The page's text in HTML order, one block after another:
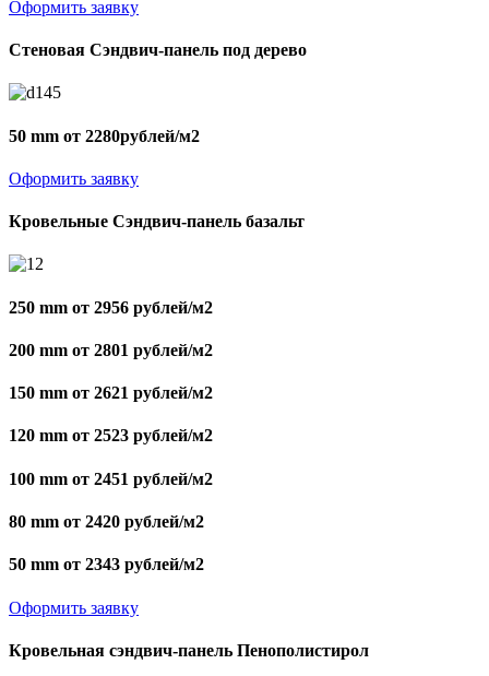
Оформить заявку
Стеновая Сэндвич-панель под дерево
50 mm от 2280рублей/м2
Оформить заявку
Кровельные Сэндвич-панель базальт
250 mm от 2956 рублей/м2
200 mm от 2801 рублей/м2
150 mm от 2621 рублей/м2
120 mm от 2523 рублей/м2
100 mm от 2451 рублей/м2
80 mm от 2420 рублей/м2
50 mm от 2343 рублей/м2
Оформить заявку
Кровельная сэндвич-панель Пенополистирол